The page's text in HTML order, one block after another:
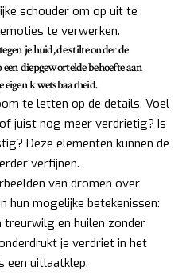
schouder om op uit te
te verwerken.
je huid, de stilte onder de
diepgewortelde behoefte aan
eigen kwetsbaarheid.
te letten op de details. Voel
juist nog meer verdrietig? Is
Deze elementen kunnen de
verfijnen.
van dromen over
hun mogelijke betekenissen:
treurwilg en huilen zonder
je verdriet in het
een uitlaatklep.